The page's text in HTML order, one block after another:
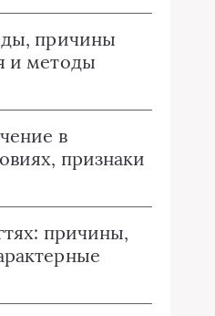
причины
и методы
в
признаки
причины,